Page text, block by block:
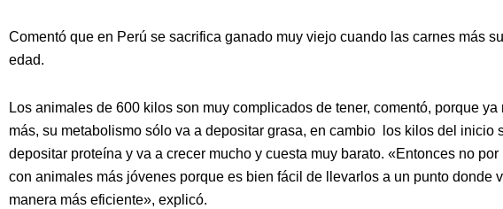
Comentó que en Perú se sacrifica ganado muy viejo cuando las carnes más
edad.
Los animales de 600 kilos son muy complicados de tener, comentó, porque
más, su metabolismo sólo va a depositar grasa, en cambio los kilos del inicio
depositar proteína y va a crecer mucho y cuesta muy barato. «Entonces no
con animales más jóvenes porque es bien fácil de llevarlos a un punto donde
manera más eficiente», explicó.